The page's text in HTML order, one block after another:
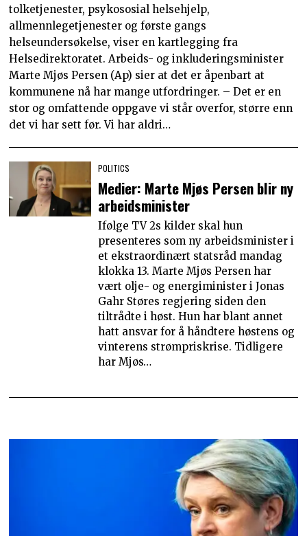
tolketjenester, psykososial helsehjelp,
allmennlegetjenester og første gangs
helseundersøkelse, viser en kartlegging fra
Helsedirektoratet. Arbeids- og inkluderingsminister
Marte Mjøs Persen (Ap) sier at det er åpenbart at
kommunene nå har mange utfordringer. – Det er en
stor og omfattende oppgave vi står overfor, større enn
det vi har sett før. Vi har aldri…
POLITICS
Medier: Marte Mjøs Persen blir ny
arbeidsminister
Ifølge TV 2s kilder skal hun
presenteres som ny arbeidsminister i
et ekstraordinært statsråd mandag
klokka 13. Marte Mjøs Persen har
vært olje- og energiminister i Jonas
Gahr Støres regjering siden den
tiltrådte i høst. Hun har blant annet
hatt ansvar for å håndtere høstens og
vinterens strømpriskrise. Tidligere
har Mjøs…